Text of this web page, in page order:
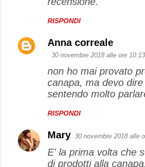
RISPONDI
Anna correale
30 novembre 2018 alle ore 10:13
non ho mai provato
canapa, ma devo
sentendo molto
RISPONDI
Mary 30 novembre 2018 alle
E' la prima volta che
di prodotti alla